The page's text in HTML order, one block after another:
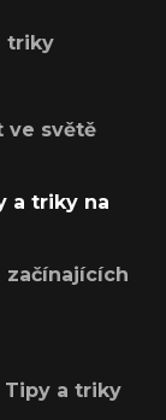
triky
ve světě
a triky na
začínajících
Tipy a triky